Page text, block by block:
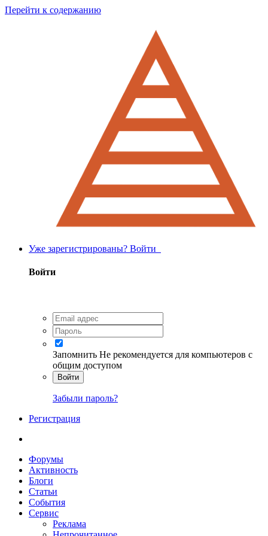
Перейти к содержанию
Уже зарегистрированы? Войти
Войти
Запомнить Не рекомендуется для компьютеров с
общим доступом
Войти
Забыли пароль?
Регистрация
Форумы
Активность
Блоги
Статьи
События
Сервис
Реклама